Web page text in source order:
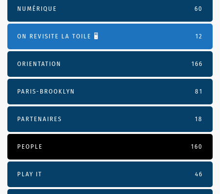
NUMÉRIQUE 60
ON REVISITE LA TOILE 🖥️ 12
ORIENTATION 166
PARIS-BROOKLYN 81
PARTENAIRES 18
PEOPLE 160
PLAY IT 46